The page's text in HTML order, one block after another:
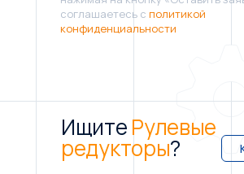
соглашаетесь с политикой
конфиденциальности
ИщитеРулевые
редукторы?